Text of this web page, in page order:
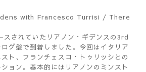
with Francesco Turrisi ‎/ There
スされていたリアノン・ギデンスの3rd
グ盤で到着しました。今回はイタリア
ト、フランチェスコ・トゥリッシとの
ョン。基本的にはリアノンのミンスト